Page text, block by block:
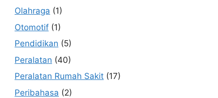
Olahraga (1)
Otomotif (1)
Pendidikan (5)
Peralatan (40)
Peralatan Rumah Sakit (17)
Peribahasa (2)